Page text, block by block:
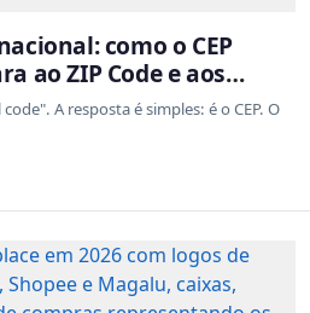
como o CEP
ao ZIP Code e aos
A resposta é simples: é o CEP. O